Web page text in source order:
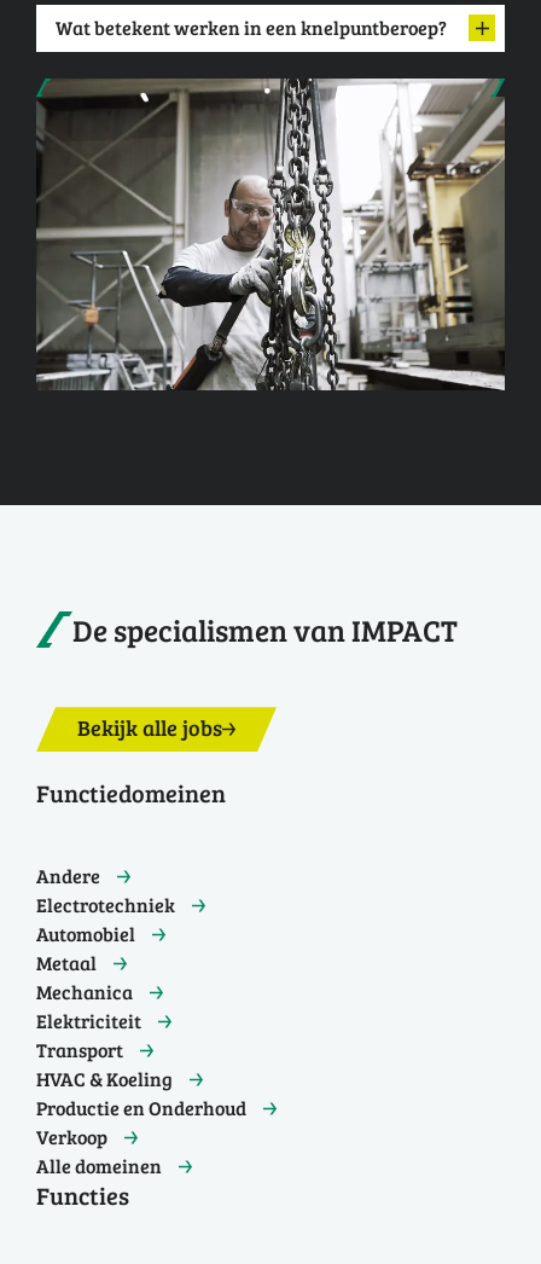
Wat betekent werken in een knelpuntberoep?
De specialismen van IMPACT
Bekijk alle jobs
Functiedomeinen
Andere
Electrotechniek
Automobiel
Metaal
Mechanica
Elektriciteit
Transport
HVAC & Koeling
Productie en Onderhoud
Verkoop
Alle domeinen
Functies